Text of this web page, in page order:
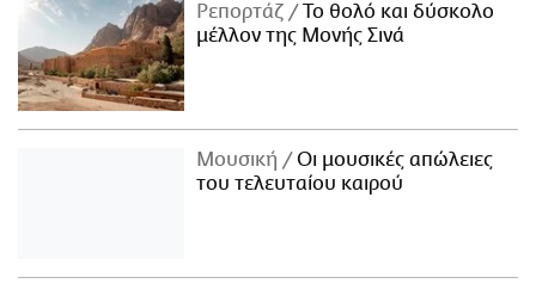
Ρεπορτάζ
Το θολό και δύσκολο
μέλλον της Μονής Σινά
Μουσική
Οι μουσικές απώλειες
του τελευταίου καιρού